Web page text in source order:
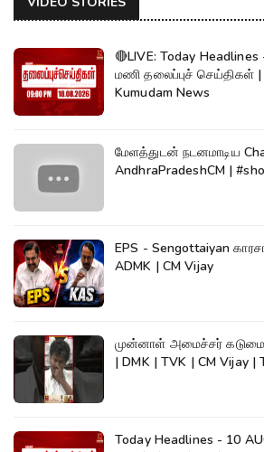
🔴LIVE: Today
மணி தலைப்புச் செய்திகள் |
Kumudam News
மேளத்துடன் நடனமாடிய
EPS - Sengottaiyan
ADMK | CM Vijay
முன்னாள் அமைச்சர்
| DMK | TVK | CM Vijay |
Today Headlines - 10